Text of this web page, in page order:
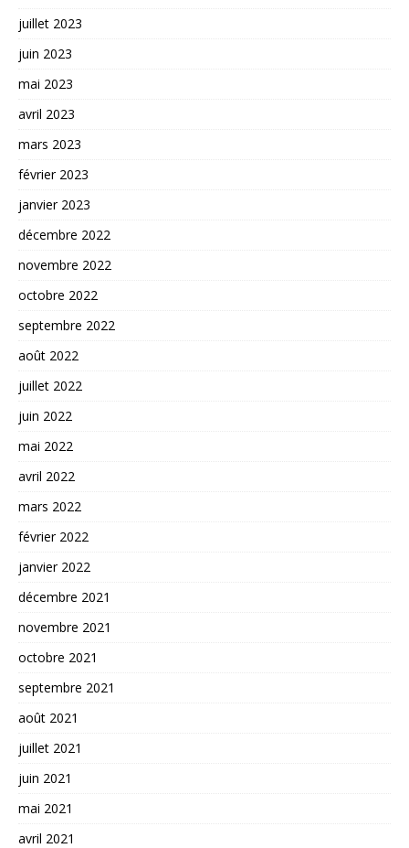
juillet 2023
juin 2023
mai 2023
avril 2023
mars 2023
février 2023
janvier 2023
décembre 2022
novembre 2022
octobre 2022
septembre 2022
août 2022
juillet 2022
juin 2022
mai 2022
avril 2022
mars 2022
février 2022
janvier 2022
décembre 2021
novembre 2021
octobre 2021
septembre 2021
août 2021
juillet 2021
juin 2021
mai 2021
avril 2021